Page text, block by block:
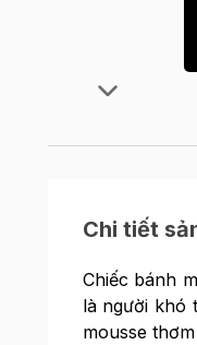
Chi tiết
Chiếc bánh
là người khó
mousse